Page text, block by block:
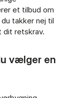
et tilbud om
takker nej til
dit retskrav.
vælger en